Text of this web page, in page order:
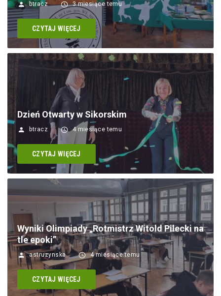
btracz 3 miesiące temu
CZYTAJ WIĘCEJ
Dzień Otwarty w Sikorskim
btracz 4 miesiące temu
CZYTAJ WIĘCEJ
Wyniki Olimpiady „Rotmistrz Witold Pilecki na
tle epoki”
astruzynska 4 miesiące temu
CZYTAJ WIĘCEJ